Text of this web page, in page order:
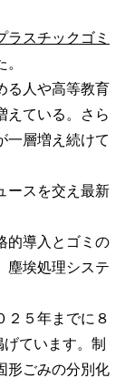
ラスチックゴミ
る人や高等教育
えている。さら
一層増え続けて
ースを交え最新
的導入とゴミの
塵埃処理システ
２５年までに８
ています。制
形ごみの分別化